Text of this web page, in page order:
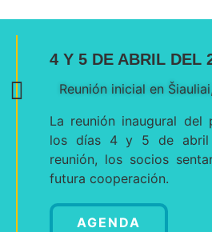
4 Y 5 DE ABRIL DEL
Reunión inicial en
La reunión inaugural
los días 4 y 5 de abril
reunión, los socios
futura cooperación.
AGENDA